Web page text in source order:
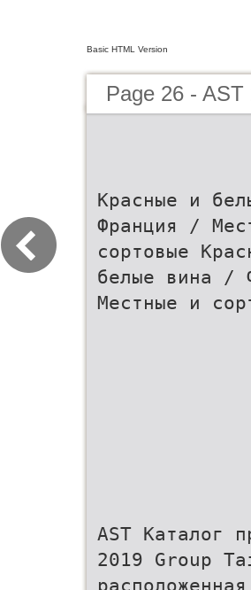
Basic HTML Version
Page 26 - AST
Красные и
Франция /
сортовые
белые вина /
Местные и
AST Каталог
2019 Group